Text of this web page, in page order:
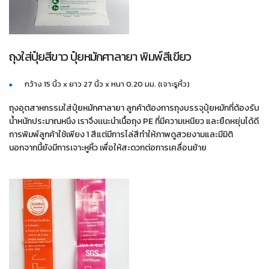
ถุงใส่ปุ๋ยสีขาว ปุ๋ยหมักศาลายา พิมพ์สีเขียว
กว้าง 15 นิ้ว x ยาว 27 นิ้ว x หนา 0.20 มม. (เจาะรูหิ้ว)
ถุงอุตสาหกรรมใส่ปุ๋ยหมักศาลายา ลูกค้าต้องการถุงบรรจุปุ๋ยหมักที่ต้องรับ
น้ำหนักประมาณหนึง เราจึงเเนะนำเนื้อถุง PE ที่มีความเหนียว และยืดหยุ่นได้ดี
การพิมพ์ลูกค้าใช้เพียง 1 สีแต่มีการไล่สีทำให้ภาพดูสวยงามและมีมิติ
นอกจากนี้ยังมีการเจาะหูหิ้ว เพื่อให้สะดวกต่อการเคลื่อนย้าย